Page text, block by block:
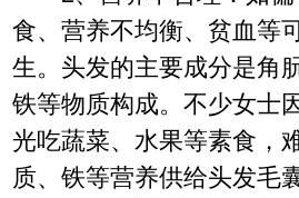
食、营养不均衡、贫血等
生。头发的主要成分是角
铁等物质构成。不少女士
光吃蔬菜、水果等素食，
质、铁等营养供给头发毛